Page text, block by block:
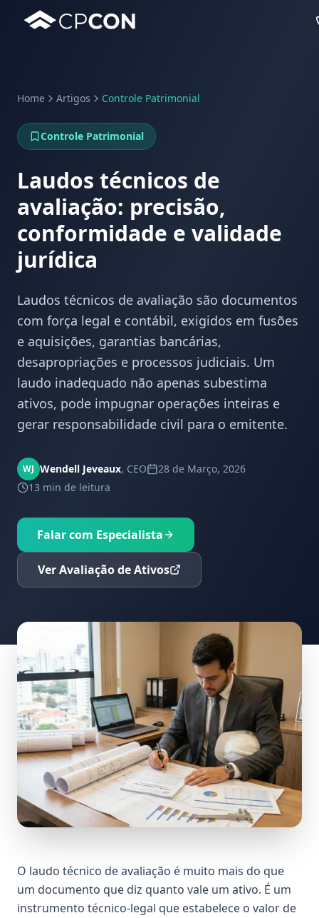
Serviços
Casos de Uso RFID
WhatsApp Fale Conosco
Home Artigos Controle Patrimonial
Controle Patrimonial
Laudos técnicos de
avaliação: precisão,
conformidade e validade
jurídica
Laudos técnicos de avaliação são documentos
com força legal e contábil, exigidos em fusões
e aquisições, garantias bancárias,
desapropriações e processos judiciais. Um
laudo inadequado não apenas subestima
ativos, pode impugnar operações inteiras e
gerar responsabilidade civil para o emitente.
WJ Wendell Jeveaux, CEO
28 de Março, 2026
13 min de leitura
Falar com Especialista
Ver Avaliação de Ativos
O laudo técnico de avaliação é muito mais do que
um documento que diz quanto vale um ativo. É um
instrumento técnico-legal que estabelece o valor de